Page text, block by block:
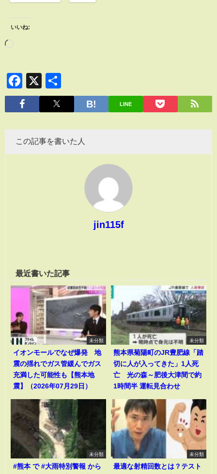
いいね:
Facebook
X
有
LINE
この記事を書いた人
jin115f
最近書いた記事
未分類
イオンモールでなぜ爆発 地
震の揺れでガス管緩んでガス
充満した可能性も【熊本地
震】（2026年07月29日）
未分類
熊本県菊陽町のJR豊肥線「踏
切に人が入ってきた」1人死
亡 光の森～肥後大津間で約
1時間半 運転見合わせ
未分類
#熊本 で #大雨特別警報 から
未分類
最適な射精回数とは？テスト